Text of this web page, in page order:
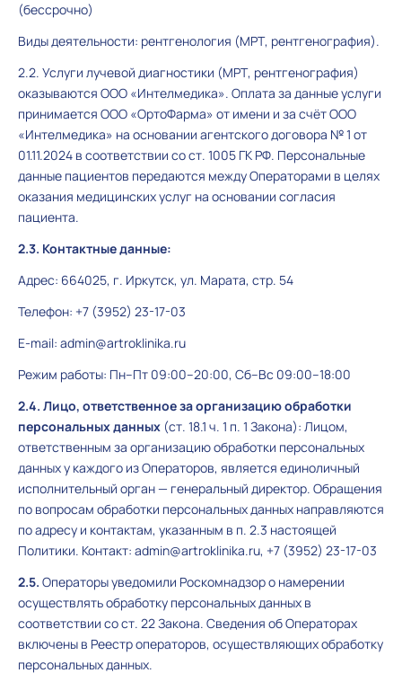
(бессрочно)
Виды деятельности: рентгенология (МРТ, рентгенография).
2.2. Услуги лучевой диагностики (МРТ, рентгенография)
оказываются ООО «Интелмедика». Оплата за данные услуги
принимается ООО «ОртоФарма» от имени и за счёт ООО
«Интелмедика» на основании агентского договора № 1 от
01.11.2024 в соответствии со ст. 1005 ГК РФ. Персональные
данные пациентов передаются между Операторами в целях
оказания медицинских услуг на основании согласия
пациента.
2.3. Контактные данные:
Адрес: 664025, г. Иркутск, ул. Марата, стр. 54
Телефон: +7 (3952) 23-17-03
E-mail: admin@artroklinika.ru
Режим работы: Пн–Пт 09:00–20:00, Сб–Вс 09:00–18:00
2.4. Лицо, ответственное за организацию обработки
персональных данных (ст. 18.1 ч. 1 п. 1 Закона): Лицом,
ответственным за организацию обработки персональных
данных у каждого из Операторов, является единоличный
исполнительный орган — генеральный директор. Обращения
по вопросам обработки персональных данных направляются
по адресу и контактам, указанным в п. 2.3 настоящей
Политики. Контакт: admin@artroklinika.ru, +7 (3952) 23-17-03
2.5. Операторы уведомили Роскомнадзор о намерении
осуществлять обработку персональных данных в
соответствии со ст. 22 Закона. Сведения об Операторах
включены в Реестр операторов, осуществляющих обработку
персональных данных.